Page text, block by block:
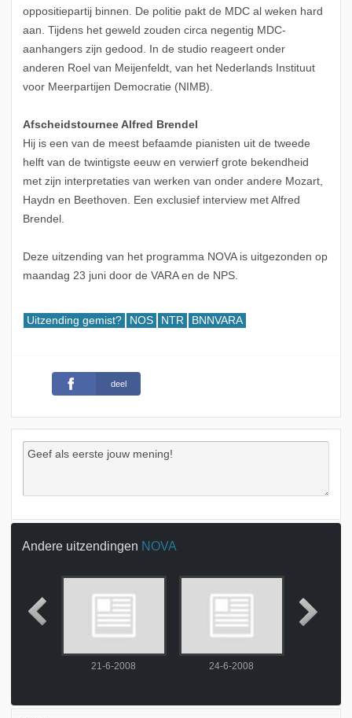
oppositiepartij binnen. De politie pakt de MDC al weken hard
aan. Tijdens het geweld zouden circa negentig MDC-
aanhangers zijn gedood. In de studio reageert onder
anderen Roel van Meijenfeldt, van het Nederlands Instituut
voor Meerpartijen Democratie (NIMB).
Afscheidstournee Alfred Brendel
Hij is een van de meest befaamde pianisten uit de tweede
helft van de twintigste eeuw en verwierf grote bekendheid
met zijn interpretaties van werken van onder andere Mozart,
Haydn en Beethoven. Een exclusief interview met Alfred
Brendel.
Deze uitzending van het programma NOVA is uitgezonden op
maandag 23 juni door de VARA en de NPS.
Uitzending gemist? NOS NTR BNNVARA
deel
Andere uitzendingen NOVA
21-6-2008 24-6-2008